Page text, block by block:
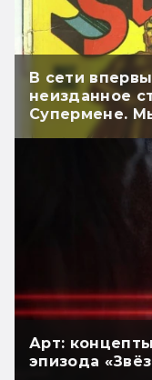
В сети
неизданное
Супермене.
Арт:
эпизода